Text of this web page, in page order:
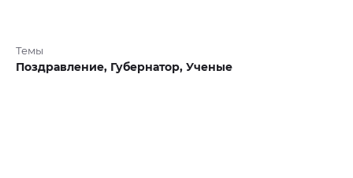
Темы
Поздравление, Губернатор, Ученые